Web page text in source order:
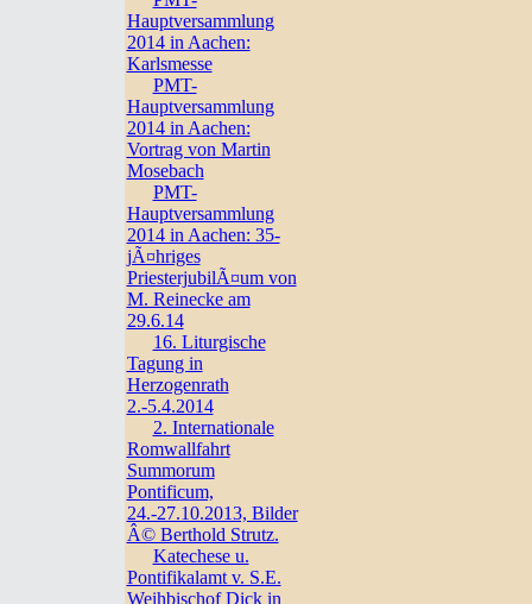
Hauptversammlung
2014 in Aachen:
Karlsmesse
PMT-
Hauptversammlung
2014 in Aachen:
Vortrag von Martin
Mosebach
PMT-
Hauptversammlung
2014 in Aachen: 35-
jÃ¤hriges
PriesterjubilÃ¤um von
M. Reinecke am
29.6.14
16. Liturgische
Tagung in
Herzogenrath
2.-5.4.2014
2. Internationale
Romwallfahrt
Summorum
Pontificum,
24.-27.10.2013, Bilder
Â© Berthold Strutz.
Katechese u.
Pontifikalamt v. S.E.
Weihbischof Dick in